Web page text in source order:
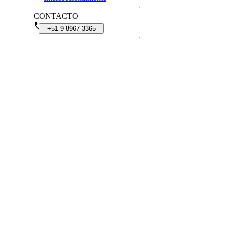
CONTACTO
+51 9 8967 3365